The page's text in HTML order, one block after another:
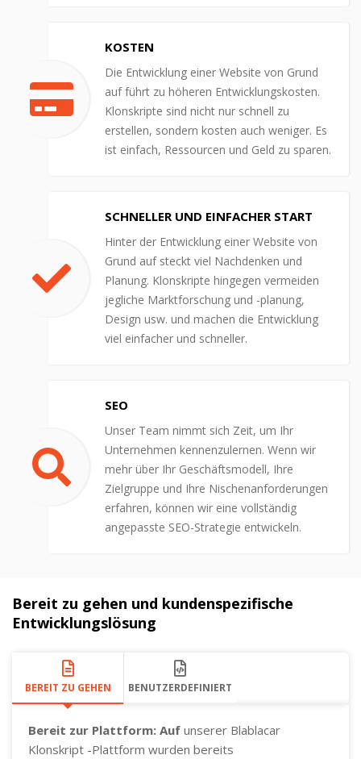
KOSTEN
Die Entwicklung einer Website von Grund
auf führt zu höheren Entwicklungskosten.
Klonskripte sind nicht nur schnell zu
erstellen, sondern kosten auch weniger. Es
ist einfach, Ressourcen und Geld zu sparen.
SCHNELLER UND EINFACHER START
Hinter der Entwicklung einer Website von
Grund auf steckt viel Nachdenken und
Planung. Klonskripte hingegen vermeiden
jegliche Marktforschung und -planung,
Design usw. und machen die Entwicklung
viel einfacher und schneller.
SEO
Unser Team nimmt sich Zeit, um Ihr
Unternehmen kennenzulernen. Wenn wir
mehr über Ihr Geschäftsmodell, Ihre
Zielgruppe und Ihre Nischenanforderungen
erfahren, können wir eine vollständig
angepasste SEO-Strategie entwickeln.
Bereit zu gehen und kundenspezifische
Entwicklungslösung
BEREIT ZU GEHEN BENUTZERDEFINIERT
Bereit zur Plattform: Auf unserer Blablacar
Klonskript -Plattform wurden bereits